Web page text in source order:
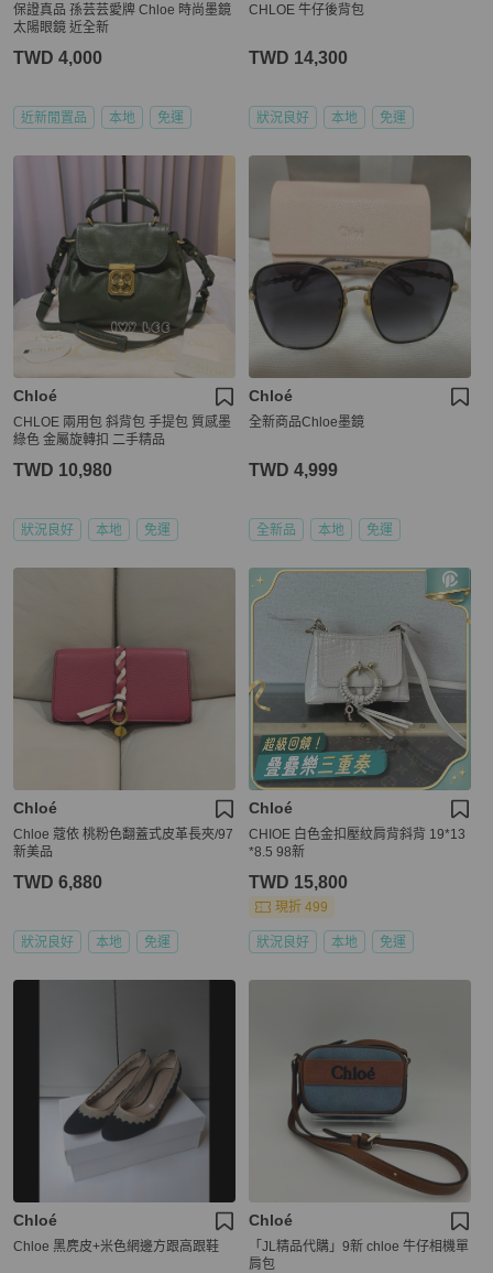
保證真品 孫芸芸愛牌 Chloe 時尚墨鏡
太陽眼鏡 近全新
TWD 4,000
近新閒置品 本地 免運
CHLOE 牛仔後背包
TWD 14,300
狀況良好 本地 免運
Chloé
CHLOE 兩用包 斜背包 手提包 質感墨
綠色 金屬旋轉扣 二手精品
TWD 10,980
狀況良好 本地 免運
Chloé
全新商品Chloe墨鏡
TWD 4,999
全新品 本地 免運
Chloé
Chloe 蔻依 桃粉色翻蓋式皮革長夾/97
新美品
TWD 6,880
狀況良好 本地 免運
Chloé
CHIOE 白色金扣壓紋肩背斜背 19*13
*8.5 98新
TWD 15,800
現折 499
狀況良好 本地 免運
Chloé
Chloe 黑麂皮+米色網邊方跟高跟鞋
Chloé
「JL精品代購」9新 chloe 牛仔相機單
肩包